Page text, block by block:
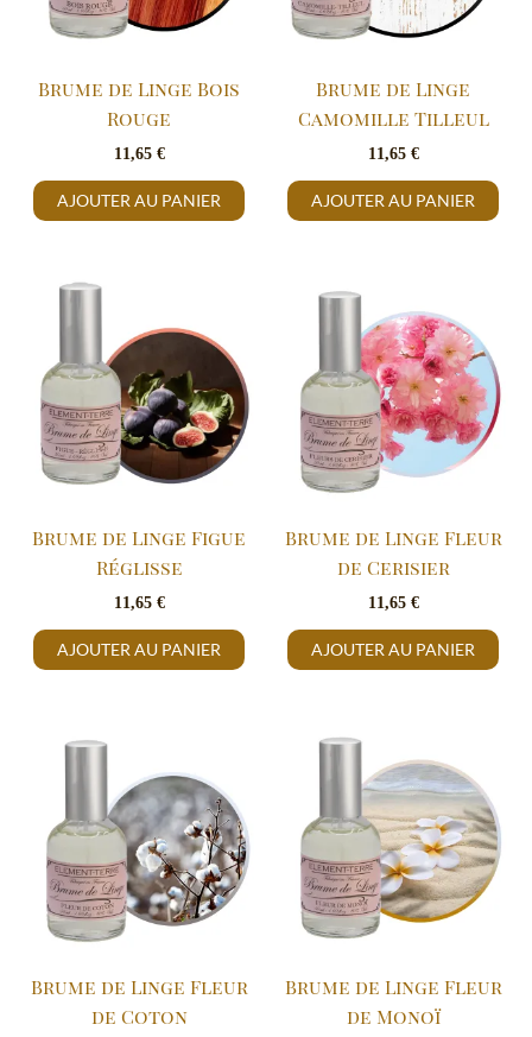
Brume de Linge Bois
Rouge
11,65 €
AJOUTER AU PANIER
Brume de Linge
Camomille Tilleul
11,65 €
AJOUTER AU PANIER
Brume de Linge Figue
Réglisse
11,65 €
AJOUTER AU PANIER
Brume de Linge Fleur
de Cerisier
11,65 €
AJOUTER AU PANIER
Brume de Linge Fleur
de Coton
Brume de Linge Fleur
de Monoï